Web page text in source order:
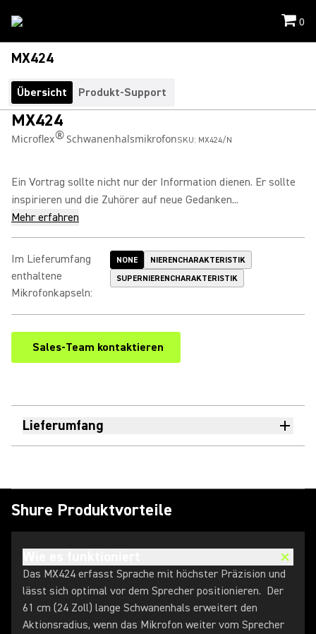
0
MX424
Übersicht Produkt-Support
MX424
Microflex®SchwanenhalsmikrofonSKU: MX424/N
Ein Vortrag sollte nicht nur der Information dienen. Er sollte
inspirieren und die Zuhörer auf neue Gedanken...
Mehr erfahren
Im Lieferumfang
enthaltene
Mikrofonkapseln:
NONE
NIERENCHARAKTERISTIK
SUPERNIERENCHARAKTERISTIK
Sales-Team kontaktieren
Lieferumfang
Shure Produktvorteile
Das MX424 erfasst Sprache mit höchster Präzision und
lässt sich optimal vor dem Sprecher positionieren. Der
61 cm (24 Zoll) lange Schwanenhals erweitert den
Aktionsradius, wenn das Mikrofon weiter vom Sprecher